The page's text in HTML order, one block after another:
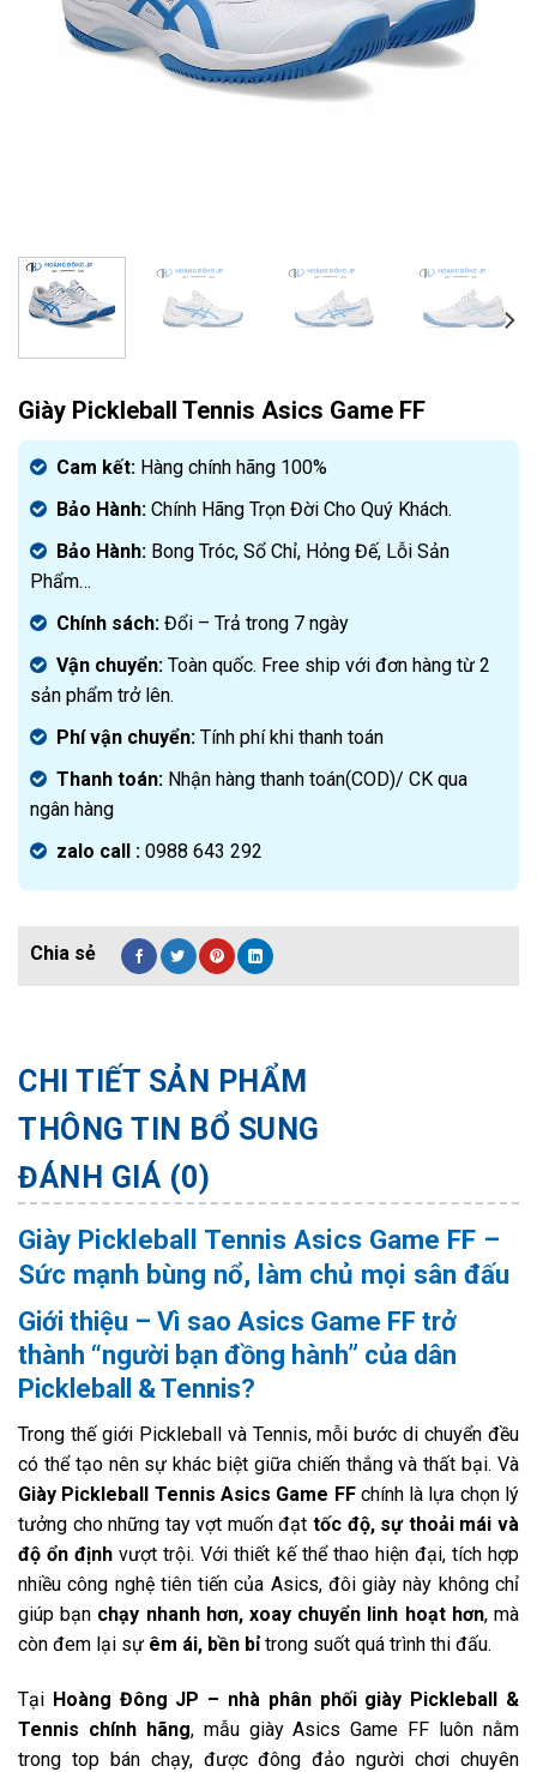
Giày Pickleball Tennis Asics Game FF
Cam kết: Hàng chính hãng 100%
Bảo Hành: Chính Hãng Trọn Đời Cho Quý Khách.
Bảo Hành: Bong Tróc, Sổ Chỉ, Hỏng Đế, Lỗi Sản
Phẩm…
Chính sách: Đổi – Trả trong 7 ngày
Vận chuyển: Toàn quốc. Free ship với đơn hàng từ 2
sản phẩm trở lên.
Phí vận chuyển: Tính phí khi thanh toán
Thanh toán: Nhận hàng thanh toán(COD)/ CK qua
ngân hàng
zalo call : 0988 643 292
CHI TIẾT SẢN PHẨM
THÔNG TIN BỔ SUNG
ĐÁNH GIÁ (0)
Giày Pickleball Tennis Asics Game FF –
Sức mạnh bùng nổ, làm chủ mọi sân đấu
Giới thiệu – Vì sao Asics Game FF trở
thành “người bạn đồng hành” của dân
Pickleball & Tennis?
Trong thế giới Pickleball và Tennis, mỗi bước di chuyển đều
có thể tạo nên sự khác biệt giữa chiến thắng và thất bại. Và
Giày Pickleball Tennis Asics Game FFchính là lựa chọn lý
tưởng cho những tay vợt muốn đạttốc độ, sự thoải mái và
độ ổn định vượt trội. Với thiết kế thể thao hiện đại, tích hợp
nhiều công nghệ tiên tiến của Asics, đôi giày này không chỉ
giúp bạn chạy nhanh hơn, xoay chuyển linh hoạt hơn, mà
còn đem lại sự êm ái, bền bỉtrong suốt quá trình thi đấu.
Tại Hoàng Đông JP – nhà phân phối giày Pickleball &
Tennis chính hãng, mẫu giày Asics Game FF luôn nằm
trong top bán chạy, được đông đảo người chơi chuyên